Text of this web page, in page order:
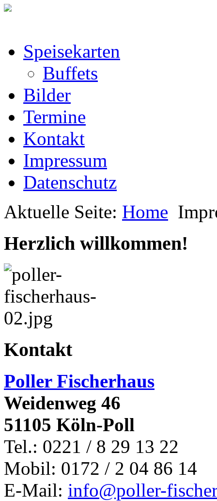
Speisekarten
Buffets
Bilder
Termine
Kontakt
Impressum
Datenschutz
Aktuelle Seite: Home
Herzlich willkommen!
Kontakt
Poller Fischerhaus
Weidenweg 46
51105 Köln-Poll
Tel.: 0221 / 8 29 13 22
Mobil: 0172 / 2 04 86 14
E-Mail: info@poller-